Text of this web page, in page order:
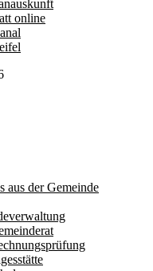
online
aus der Gemeinde